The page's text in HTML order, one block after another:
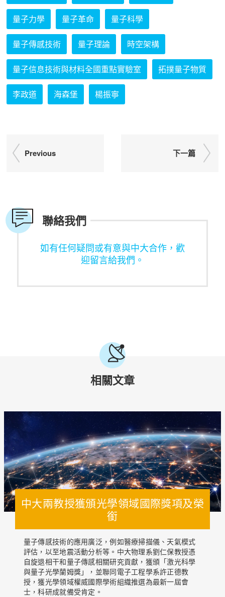
量子力學 量子革命 量子科學
量子傳感技術 量子理論 時空架構
量子信息技術與材料全國重點實驗室 拓撲量子物質
李政道 海森堡 楊振寧
Previous 下一篇
聯絡我們
如有任何疑問或有意與中大合作，歡
迎留言給我們。
相關文章
中大兩教授獲頒光學領域國際獎項及榮
銜
量子傳感技術的應用廣泛，例如醫療掃描儀、天氣模式
評估，以至地震活動分析等。中大物理系劉仁保教授憑
自旋退相干和量子傳感相關研究貢獻，獲頒「激光科學
與量子光學蘭姆獎」，並聯同電子工程學系許正德教
授，獲光學領域權威國際學術組織推選為最新一屆會
士，科研成就備受肯定。